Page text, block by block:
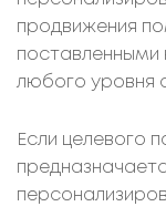
продвижения
любого уровня
Если целевого